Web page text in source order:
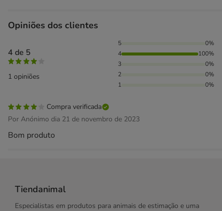
Opiniões dos clientes
4 de 5
1 opiniões
100% das pessoas avaliaram com 4 estrelas,
5
0%
4
100%
3
0%
2
0%
1
0%
Compra verificada
Por Anónimo dia 21 de novembro de 2023
Bom produto
Tiendanimal
Especialistas em produtos para animais de estimação e uma